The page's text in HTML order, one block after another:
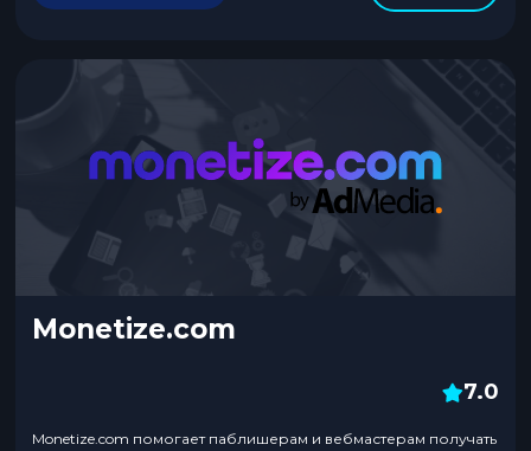
пользователей. Широкая аудитория: Taboola сотрудничает с
Monetize.com
7.0
Monetize.com помогает паблишерам и вебмастерам получать